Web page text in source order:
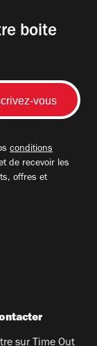
boite
conditions
de recevoir les
offres et
sur Time Out